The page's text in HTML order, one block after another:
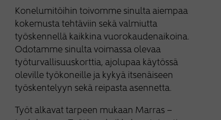
Konelumitöihin toivomme sinulta aiempaa
kokemusta tehtäviin sekä valmiutta
työskennellä kaikkina vuorokaudenaikoina.
Odotamme sinulta voimassa olevaa
työturvallisuuskorttia, ajolupaa käytössä
oleville työkoneille ja kykyä itsenäiseen
työskentelyyn sekä reipasta asennetta.
Työt alkavat tarpeen mukaan Marras –